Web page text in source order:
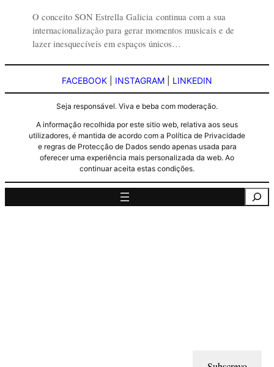
O conceito SON Estrella Galicia continua com a sua
internacionalização para gerar momentos musicais e de
lazer inesquecíveis em espaços únicos…
FACEBOOK INSTAGRAM LINKEDIN
Seja responsável. Viva e beba com moderação.
A informação recolhida por este sitio web, relativa aos seus
utilizadores, é mantida de acordo com a Política de Privacidade
e regras de Protecção de Dados sendo apenas usada para
oferecer uma experiência mais personalizada da web. Ao
continuar aceita estas condições.